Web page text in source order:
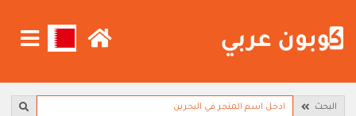
البحث